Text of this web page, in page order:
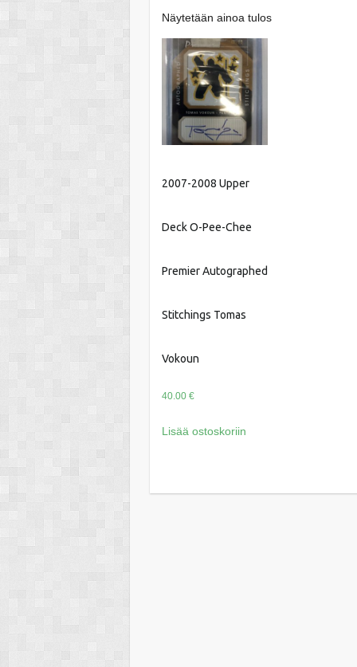
Näytetään ainoa tulos
2007-2008 Upper
Deck O-Pee-Chee
Premier Autographed
Stitchings Tomas
Vokoun
40.00 €
Lisää ostoskoriin